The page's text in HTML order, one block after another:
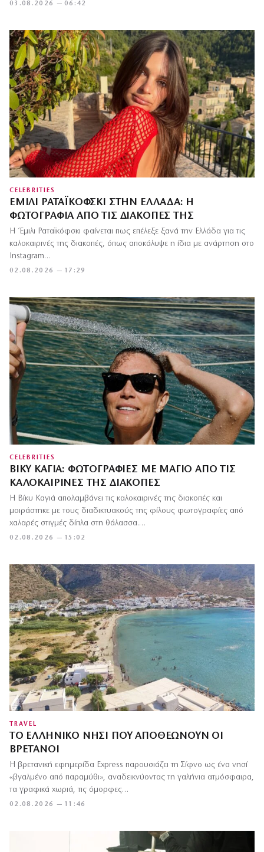
03.08.2026 — 06:42
CELEBRITIES
ΈΜΙΛΙ ΡΑΤΑΪΚΌΦΣΚΙ ΣΤΗΝ ΕΛΛΆΔΑ: Η
ΦΩΤΟΓΡΑΦΊΑ ΑΠΌ ΤΙΣ ΔΙΑΚΟΠΈΣ ΤΗΣ
02.08.2026 — 17:29
Η Έμιλι Ραταϊκόφσκι φαίνεται πως επέλεξε ξανά την Ελλάδα για τις
καλοκαιρινές της διακοπές, όπως αποκάλυψε η ίδια με ανάρτηση στο
Instagram…
CELEBRITIES
ΒΊΚΥ ΚΑΓΙΆ: ΦΩΤΟΓΡΑΦΊΕΣ ΜΕ ΜΑΓΙΌ ΑΠΌ ΤΙΣ
ΚΑΛΟΚΑΙΡΙΝΈΣ ΤΗΣ ΔΙΑΚΟΠΈΣ
02.08.2026 — 15:02
Η Βίκυ Καγιά απολαμβάνει τις καλοκαιρινές της διακοπές και
μοιράστηκε με τους διαδικτυακούς της φίλους φωτογραφίες από
χαλαρές στιγμές δίπλα στη θάλασσα.…
TRAVEL
ΤΟ ΕΛΛΗΝΙΚΌ ΝΗΣΊ ΠΟΥ ΑΠΟΘΕΏΝΟΥΝ ΟΙ
ΒΡΕΤΑΝΟΊ
02.08.2026 — 11:46
Η βρετανική εφημερίδα Express παρουσιάζει τη Σίφνο ως ένα νησί
«βγαλμένο από παραμύθι», αναδεικνύοντας τη γαλήνια ατμόσφαιρα,
τα γραφικά χωριά, τις όμορφες…